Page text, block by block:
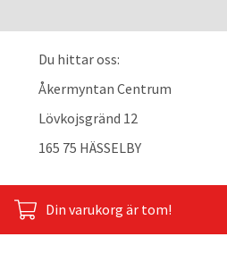
Du hittar oss:
Åkermyntan Centrum
Lövkojsgränd 12
165 75 HÄSSELBY
Din varukorg är tom!